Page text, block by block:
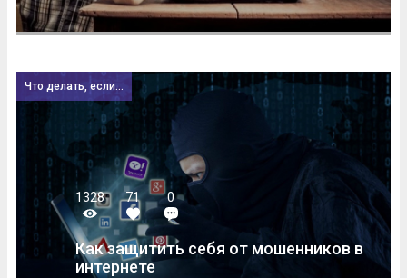
Что делать, если...
1328 71 0
Как защитить себя от мошенников в
интернете